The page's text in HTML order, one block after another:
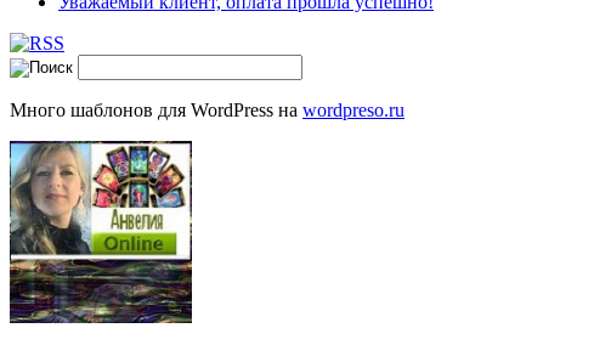
Много шаблонов для WordPress на wordpreso.ru